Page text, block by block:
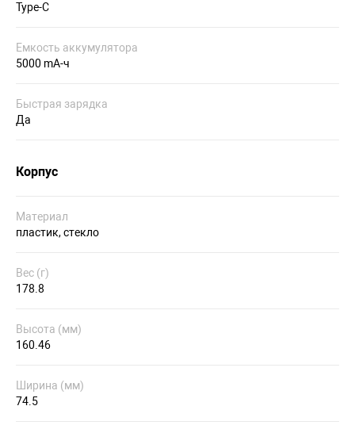
Type-C
Емкость аккумулятора
5000 mA-ч
Быстрая зарядка
Да
Корпус
Материал
пластик, стекло
Вес (г)
178.8
Высота (мм)
160.46
Ширина (мм)
74.5